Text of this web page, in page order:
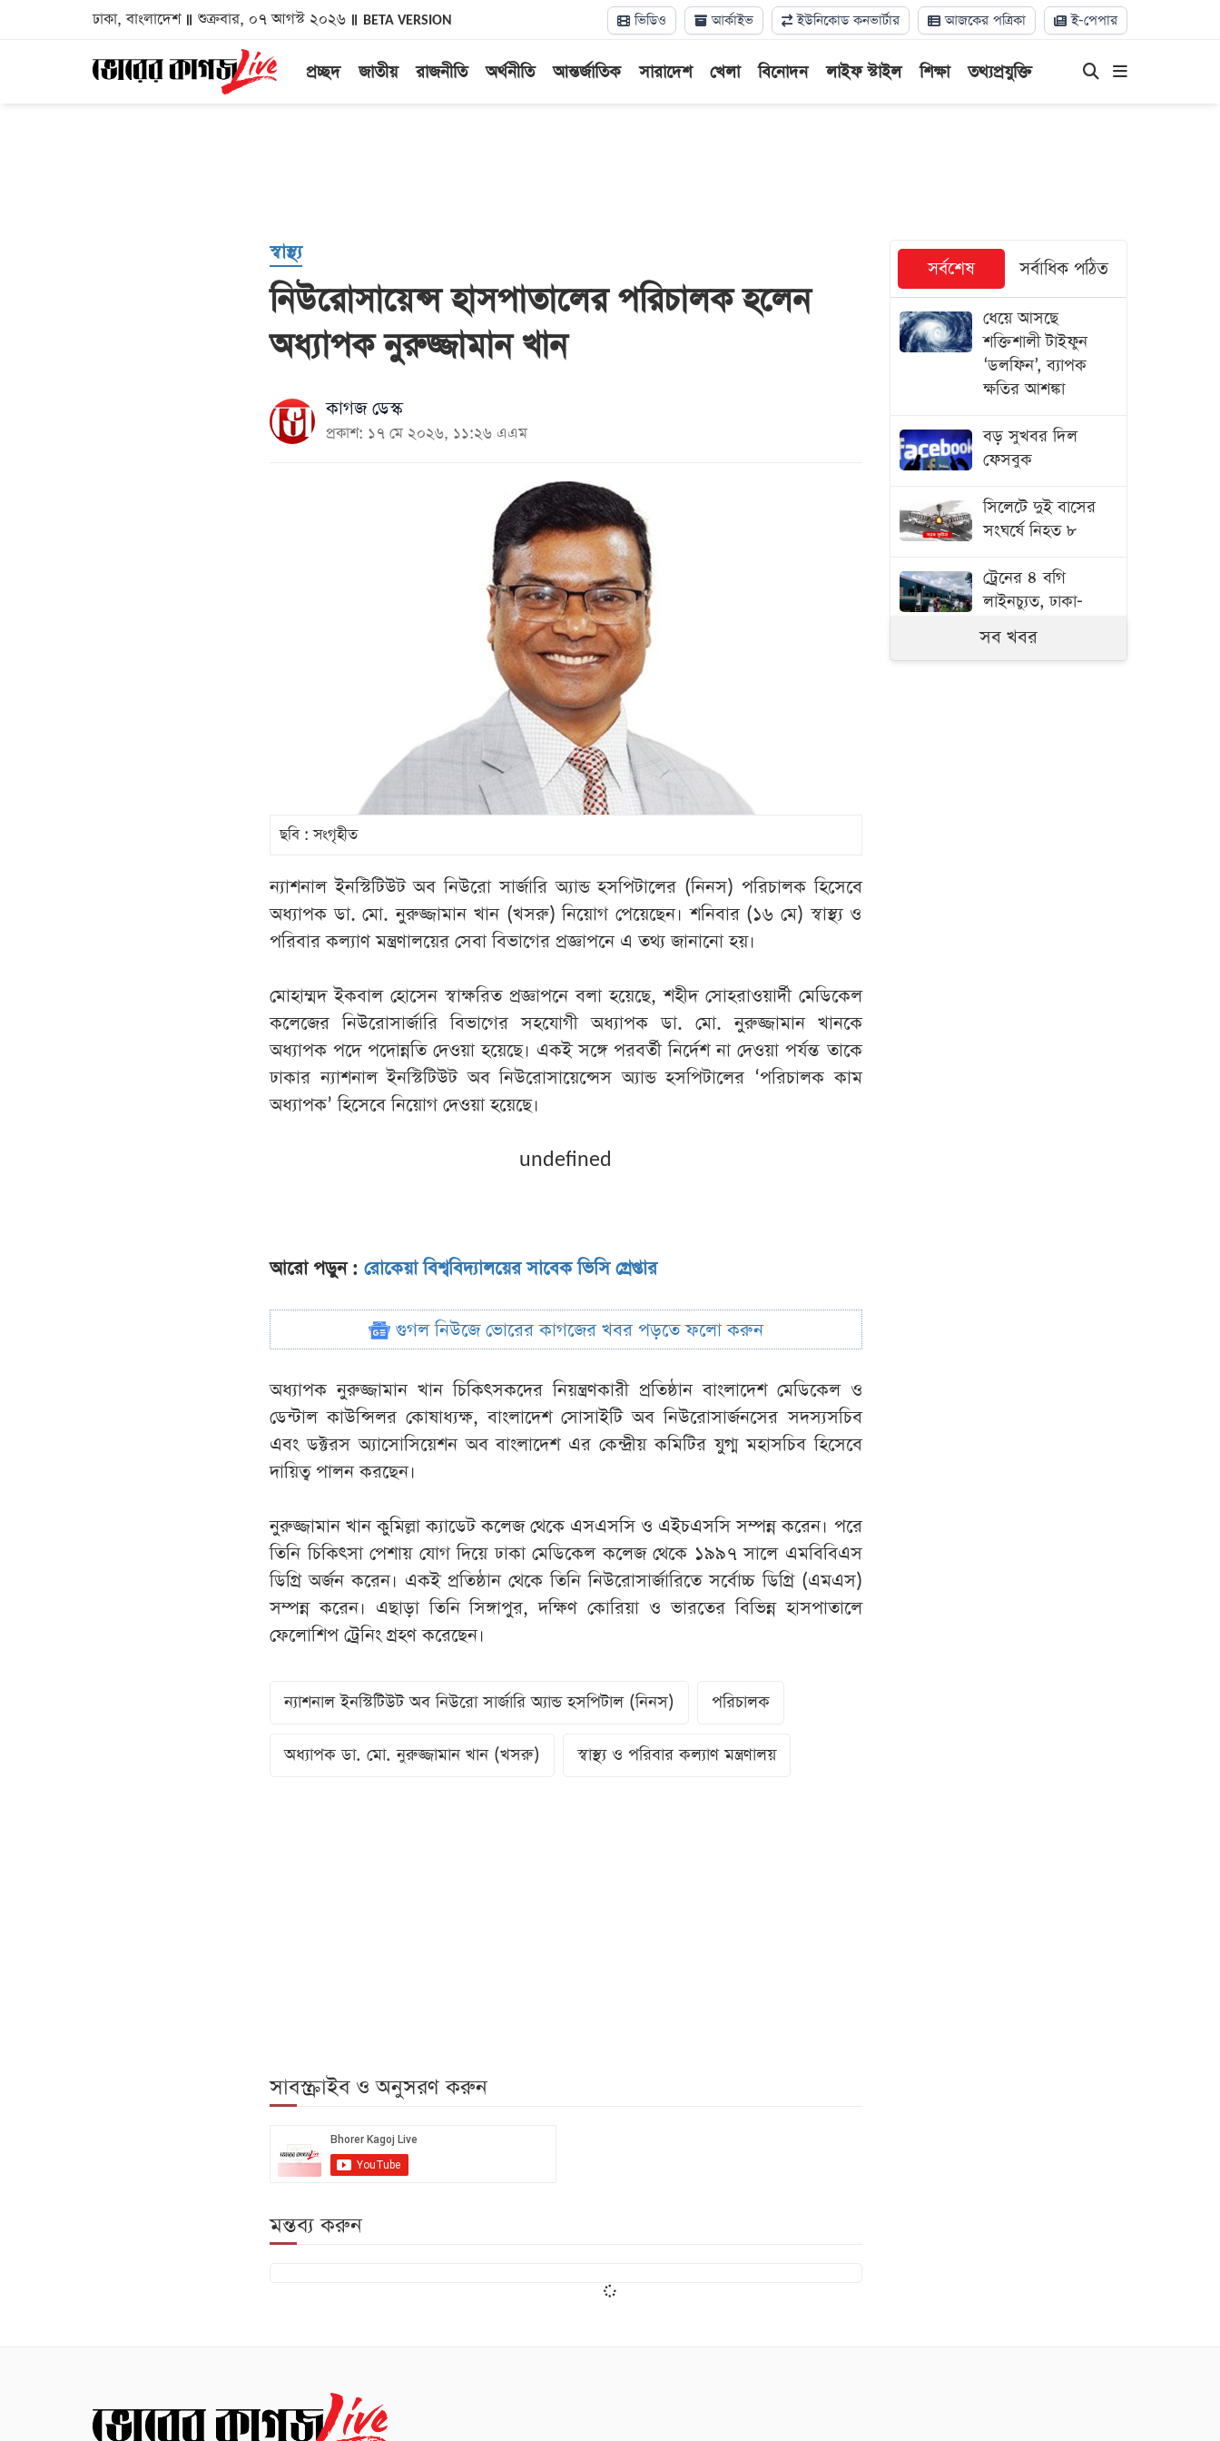
ঢাকা, বাংলাদেশ শুক্রবার, ০৭ আগস্ট ২০২৬ BETA VERSION ভিডিও আর্কাইভ ইউনিকোড কনভার্টার আজকের পত্রিকা ই-পেপার
প্রচ্ছদ জাতীয় রাজনীতি অর্থনীতি আন্তর্জাতিক সারাদেশ খেলা বিনোদন লাইফ স্টাইল শিক্ষা তথ্যপ্রযুক্তি
স্বাস্থ্য
নিউরোসায়েন্স হাসপাতালের পরিচালক হলেন
অধ্যাপক নুরুজ্জামান খান
কাগজ ডেস্ক
প্রকাশ: ১৭ মে ২০২৬, ১১:২৬ এএম
ছবি : সংগৃহীত
ন্যাশনাল ইনস্টিটিউট অব নিউরো সার্জারি অ্যান্ড হসপিটালের (নিনস) পরিচালক হিসেবে
অধ্যাপক ডা. মো. নুরুজ্জামান খান (খসরু) নিয়োগ পেয়েছেন। শনিবার (১৬ মে) স্বাস্থ্য ও
পরিবার কল্যাণ মন্ত্রণালয়ের সেবা বিভাগের প্রজ্ঞাপনে এ তথ্য জানানো হয়।
মোহাম্মদ ইকবাল হোসেন স্বাক্ষরিত প্রজ্ঞাপনে বলা হয়েছে, শহীদ সোহরাওয়ার্দী মেডিকেল
কলেজের নিউরোসার্জারি বিভাগের সহযোগী অধ্যাপক ডা. মো. নুরুজ্জামান খানকে
অধ্যাপক পদে পদোন্নতি দেওয়া হয়েছে। একই সঙ্গে পরবর্তী নির্দেশ না দেওয়া পর্যন্ত তাকে
ঢাকার ন্যাশনাল ইনস্টিটিউট অব নিউরোসায়েন্সেস অ্যান্ড হসপিটালের ‘পরিচালক কাম
অধ্যাপক’ হিসেবে নিয়োগ দেওয়া হয়েছে।
undefined
আরো পড়ুন : রোকেয়া বিশ্ববিদ্যালয়ের সাবেক ভিসি গ্রেপ্তার
গুগল নিউজে ভোরের কাগজের খবর পড়তে ফলো করুন
অধ্যাপক নুরুজ্জামান খান চিকিৎসকদের নিয়ন্ত্রণকারী প্রতিষ্ঠান বাংলাদেশ মেডিকেল ও
ডেন্টাল কাউন্সিলর কোষাধ্যক্ষ, বাংলাদেশ সোসাইটি অব নিউরোসার্জনসের সদস্যসচিব
এবং ডক্টরস অ্যাসোসিয়েশন অব বাংলাদেশ এর কেন্দ্রীয় কমিটির যুগ্ম মহাসচিব হিসেবে
দায়িত্ব পালন করছেন।
নুরুজ্জামান খান কুমিল্লা ক্যাডেট কলেজ থেকে এসএসসি ও এইচএসসি সম্পন্ন করেন। পরে
তিনি চিকিৎসা পেশায় যোগ দিয়ে ঢাকা মেডিকেল কলেজ থেকে ১৯৯৭ সালে এমবিবিএস
ডিগ্রি অর্জন করেন। একই প্রতিষ্ঠান থেকে তিনি নিউরোসার্জারিতে সর্বোচ্চ ডিগ্রি (এমএস)
সম্পন্ন করেন। এছাড়া তিনি সিঙ্গাপুর, দক্ষিণ কোরিয়া ও ভারতের বিভিন্ন হাসপাতালে
ফেলোশিপ ট্রেনিং গ্রহণ করেছেন।
ন্যাশনাল ইনস্টিটিউট অব নিউরো সার্জারি অ্যান্ড হসপিটাল (নিনস) পরিচালক
অধ্যাপক ডা. মো. নুরুজ্জামান খান (খসরু) স্বাস্থ্য ও পরিবার কল্যাণ মন্ত্রণালয়
সাবস্ক্রাইব ও অনুসরণ করুন
মন্তব্য করুন
সর্বশেষ সর্বাধিক পঠিত
ধেয়ে আসছে
শক্তিশালী টাইফুন
‘ডলফিন’, ব্যাপক
ক্ষতির আশঙ্কা
বড় সুখবর দিল
ফেসবুক
সিলেটে দুই বাসের
সংঘর্ষে নিহত ৮
ট্রেনের ৪ বগি
লাইনচ্যুত, ঢাকা-
ময়মনসিংহ রুট বন্ধ
সব খবর